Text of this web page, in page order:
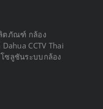
ตภัณฑ์ กล้อง
CCTV Thai
ซลูชันระบบกล้อง